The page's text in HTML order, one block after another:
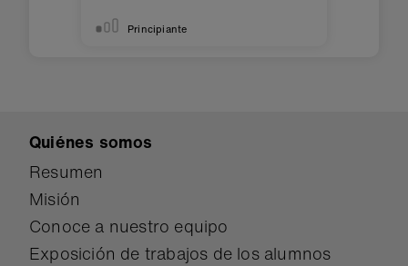
Principiante
Quiénes somos
Resumen
Misión
Conoce a nuestro equipo
Exposición de trabajos de los alumnos